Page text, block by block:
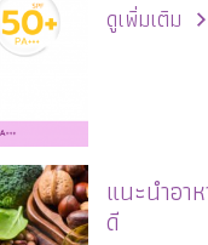
คุณตากแดด
ดูเพิ่มเติม
แนะนำอา
ดี